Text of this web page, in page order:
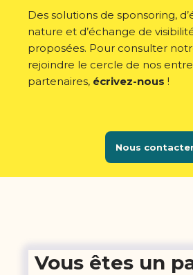
Des solutions de sponsoring,
nature et d’échange de
proposées. Pour consulter
rejoindre le cercle de nos
partenaires, écrivez-nous !
Nous
Vous êtes un